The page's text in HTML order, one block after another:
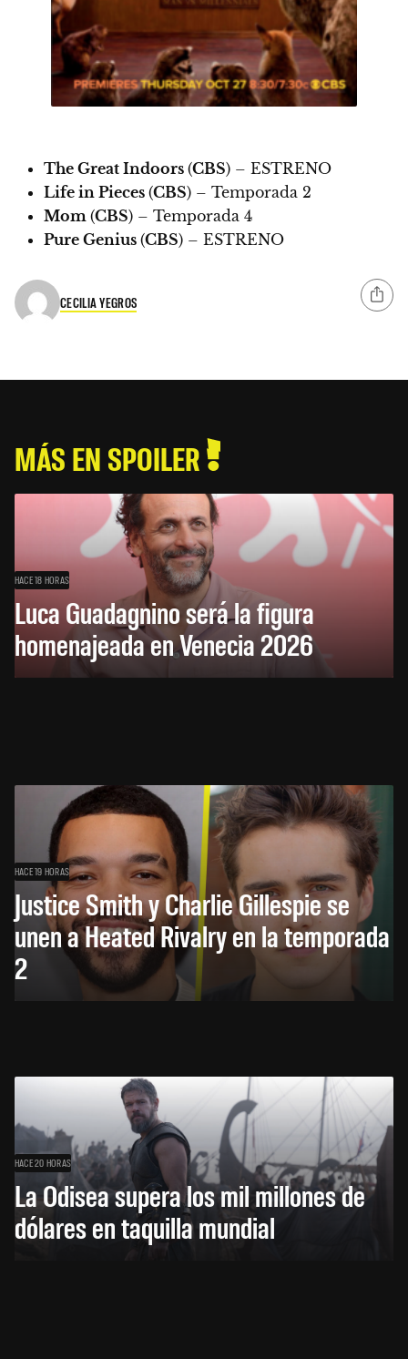
The Great Indoors (CBS) – ESTRENO
Life in Pieces (CBS) – Temporada 2
Mom (CBS) – Temporada 4
Pure Genius (CBS) – ESTRENO
CECILIA YEGROS
MÁS EN SPOILER
HACE 18 HORAS
Luca Guadagnino será la figura
homenajeada en Venecia 2026
HACE 19 HORAS
Justice Smith y Charlie Gillespie se
unen a Heated Rivalry en la temporada
2
HACE 20 HORAS
La Odisea supera los mil millones de
dólares en taquilla mundial